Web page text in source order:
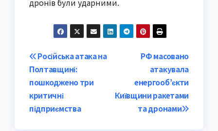
Post
navigation
РФ масовано
атакувала
енергооб’єкти
Київщини ракетами
та дронами
Російська атака на
Полтавщині:
пошкоджено три
критичні
підприємства